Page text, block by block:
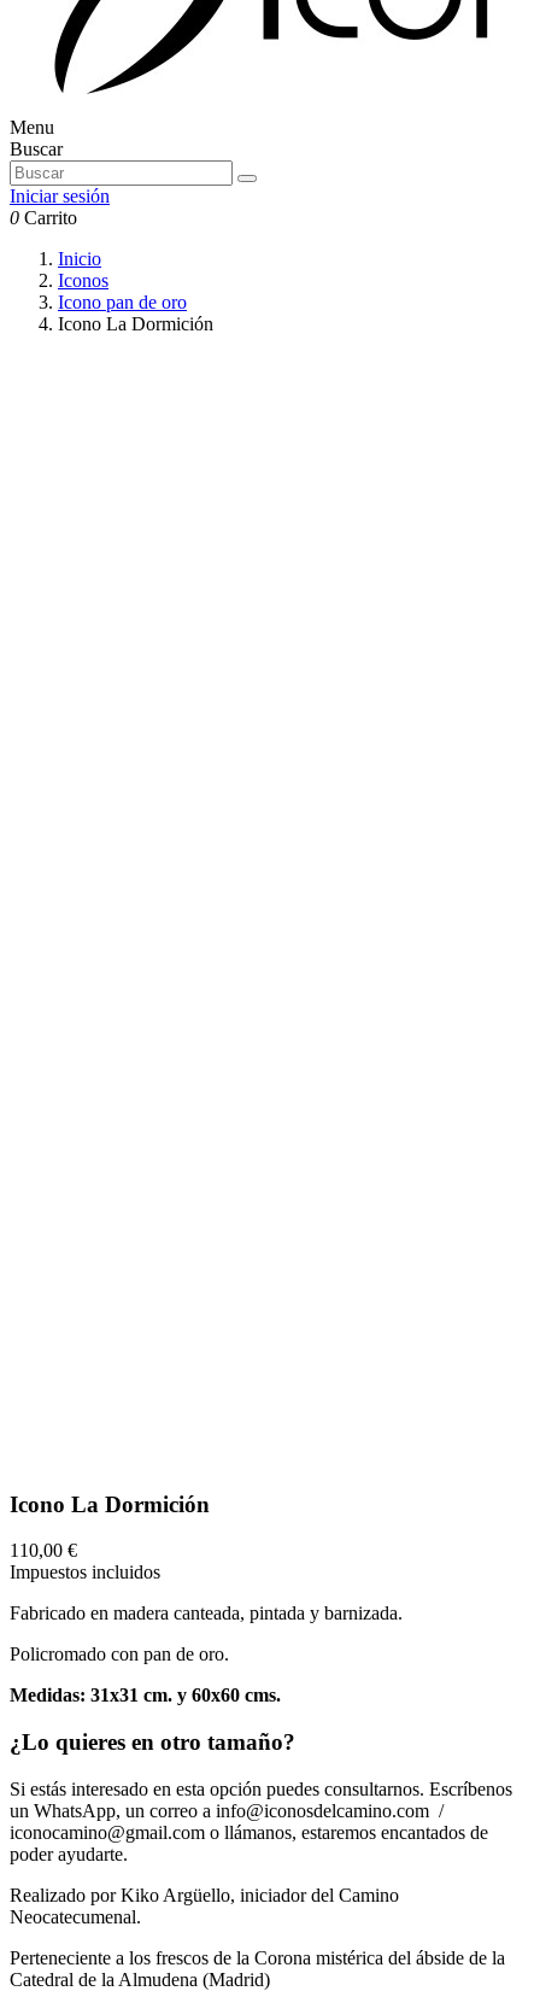
Menu
Buscar
Iniciar sesión
0 Carrito
Inicio
Iconos
Icono pan de oro
Icono La Dormición
Icono La Dormición
110,00 €
Impuestos incluidos
Fabricado en madera canteada, pintada y barnizada.
Policromado con pan de oro.
Medidas: 31x31 cm. y 60x60 cms.
¿Lo quieres en otro tamaño?
Si estás interesado en esta opción puedes consultarnos. Escríbenos
un WhatsApp, un correo a info@iconosdelcamino.com /
iconocamino@gmail.com o llámanos, estaremos encantados de
poder ayudarte.
Realizado por Kiko Argüello, iniciador del Camino
Neocatecumenal.
Perteneciente a los frescos de la Corona mistérica del ábside de la
Catedral de la Almudena (Madrid)